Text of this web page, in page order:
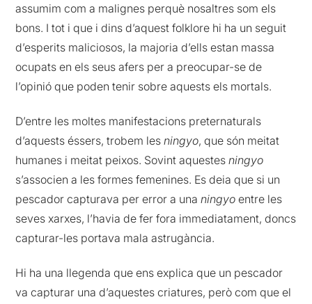
assumim com a malignes perquè nosaltres som els
bons. I tot i que i dins d’aquest folklore hi ha un seguit
d’esperits maliciosos, la majoria d’ells estan massa
ocupats en els seus afers per a preocupar-se de
l’opinió que poden tenir sobre aquests els mortals.
D’entre les moltes manifestacions preternaturals
d’aquests éssers, trobem lesningyo, que són meitat
humanes i meitat peixos. Sovint aquestesningyo
s’associen a les formes femenines. Es deia que si un
pescador capturava per error a unaningyo entre les
seves xarxes, l’havia de fer fora immediatament, doncs
capturar-les portava mala astrugància.
Hi ha una llegenda que ens explica que un pescador
va capturar una d’aquestes criatures, però com que el